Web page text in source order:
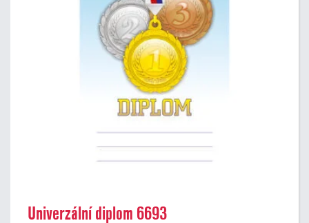
Univerzální diplom 6693